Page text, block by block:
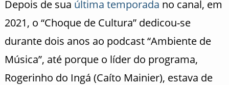
Depois de sua última temporada no canal, em
2021, o “Choque de Cultura” dedicou-se
durante dois anos ao podcast “Ambiente de
Música”, até porque o líder do programa,
Rogerinho do Ingá (Caíto Mainier), estava de